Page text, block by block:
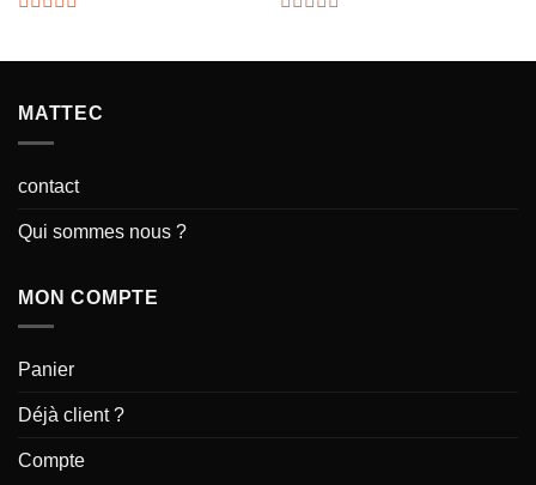
sur
sur
MATTEC
contact
Qui sommes nous ?
MON COMPTE
Panier
Déjà client ?
Compte